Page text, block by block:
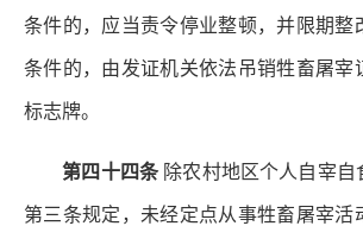
条件的，应当责令停业整顿，并限期整
条件的，由发证机关依法吊销牲畜屠宰
标志牌。
第四十四条除农村地区个人自宰自
第三条规定，未经定点从事牲畜屠宰活